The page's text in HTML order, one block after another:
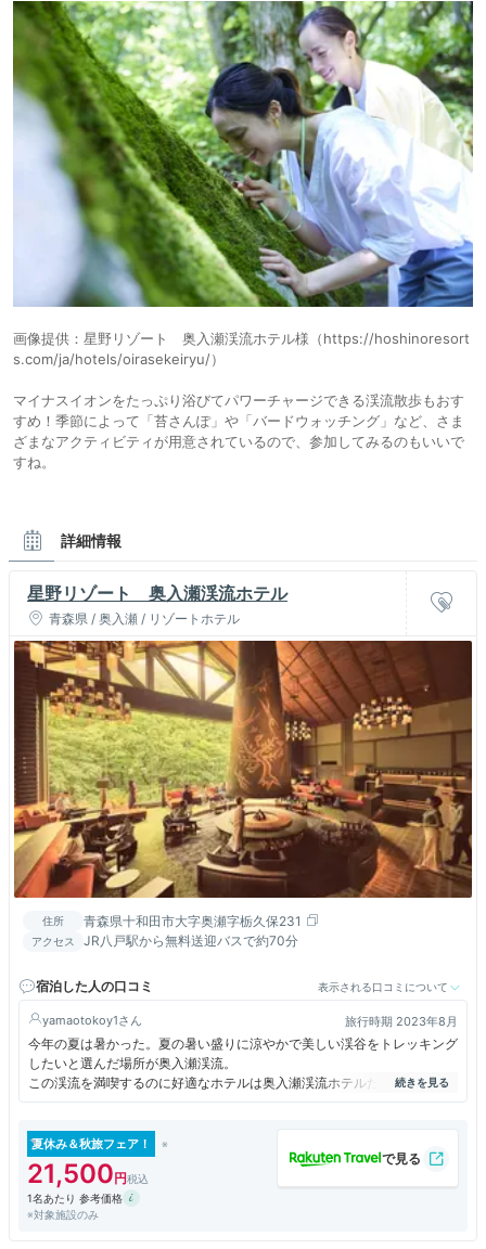
画像提供：星野リゾート 奥入瀬渓流ホテル様（https://hoshinoresort
s.com/ja/hotels/oirasekeiryu/）
マイナスイオンをたっぷり浴びてパワーチャージできる渓流散歩もおす
すめ！季節によって「苔さんぽ」や「バードウォッチング」など、さま
ざまなアクティビティが用意されているので、参加してみるのもいいで
すね。
詳細情報
星野リゾート 奥入瀬渓流ホテル
青森県 / 奥入瀬 / リゾートホテル
住所 青森県十和田市大字奥瀬字栃久保231
アクセス JR八戸駅から無料送迎バスで約70分
宿泊した人の口コミ 表示される口コミについて
yamaotokoy1 旅行時期 2023年8月
今年の夏は暑かった。夏の暑い盛りに涼やかで美しい渓谷をトレッキング
したいと選んだ場所が奥入瀬渓流。
この渓流を満喫するのに好適なホテルは奥入瀬渓流ホテルだと思います。
長靴やルーペを無料で貸してもらえたり、奥入瀬渓流を楽しむための催し
夏休み＆秋旅フェア！
21,500
1名あたり 参考価格
※対象施設のみ